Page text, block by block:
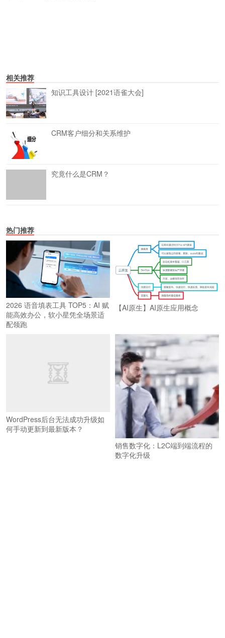
相关推荐
知识工具设计 [2021语雀大会]
CRM客户细分和关系维护
究竟什么是CRM？
热门推荐
2026 语音填表工具 TOP5：AI 赋
能高效办公，软小星凭全场景适
配领跑
【AI原生】AI原生应用概念
WordPress后台无法成功升级如
何手动更新到最新版本？
销售数字化：L2C端到端流程的
数字化升级